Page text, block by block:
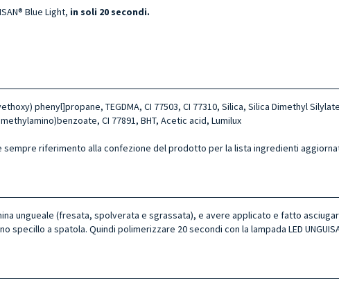
Blue Light, in soli 20 secondi.
phenyl]propane, TEGDMA, CI 77503, CI 77310, Silica, Silica Dimethyl
CI 77891, BHT, Acetic acid, Lumilux
riferimento alla confezione del prodotto per la lista ingredienti
ungueale (fresata, spolverata e sgrassata), e avere applicato e fatto
a spatola. Quindi polimerizzare 20 secondi con la lampada LED